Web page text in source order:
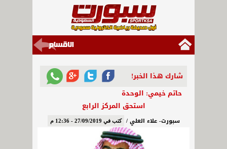
شارك هذا الخبر!
حاتم خيمي: الوحدة
استحق المركز الرابع
سبورت- علاء العلي / كتب في 27/09/2019 - 12:36 م